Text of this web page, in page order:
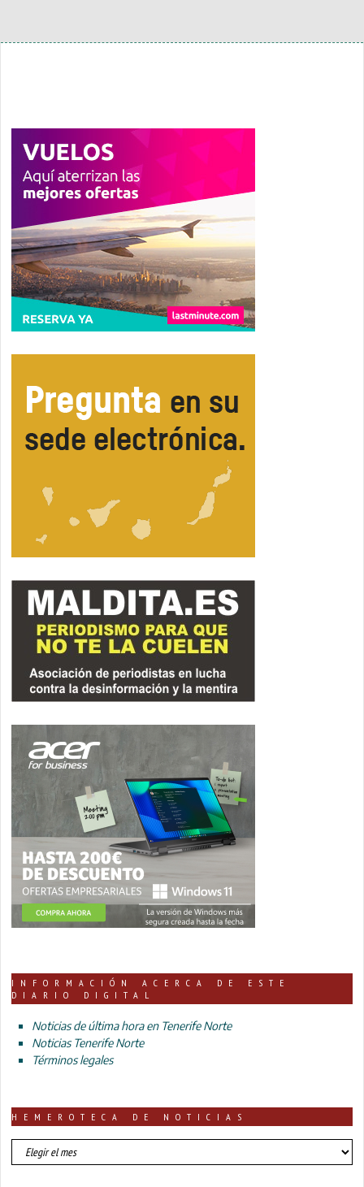
INFORMACIÓN ACERCA DE ESTE
DIARIO DIGITAL
Noticias de última hora en Tenerife Norte
Noticias Tenerife Norte
Términos legales
HEMEROTECA DE NOTICIAS
HEMEROTECA
DE